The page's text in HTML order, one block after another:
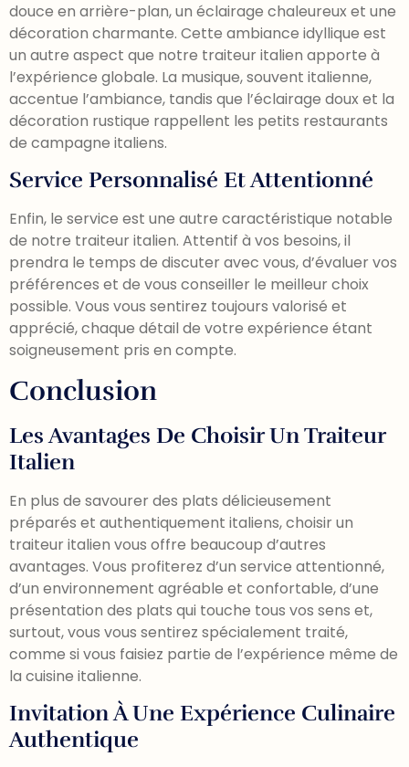
douce en arrière-plan, un éclairage chaleureux et une
décoration charmante. Cette ambiance idyllique est
un autre aspect que notre traiteur italien apporte à
l’expérience globale. La musique, souvent italienne,
accentue l’ambiance, tandis que l’éclairage doux et la
décoration rustique rappellent les petits restaurants
de campagne italiens.
Service Personnalisé Et Attentionné
Enfin, le service est une autre caractéristique notable
de notre traiteur italien. Attentif à vos besoins, il
prendra le temps de discuter avec vous, d’évaluer vos
préférences et de vous conseiller le meilleur choix
possible. Vous vous sentirez toujours valorisé et
apprécié, chaque détail de votre expérience étant
soigneusement pris en compte.
Conclusion
Les Avantages De Choisir Un Traiteur
Italien
En plus de savourer des plats délicieusement
préparés et authentiquement italiens, choisir un
traiteur italien vous offre beaucoup d’autres
avantages. Vous profiterez d’un service attentionné,
d’un environnement agréable et confortable, d’une
présentation des plats qui touche tous vos sens et,
surtout, vous vous sentirez spécialement traité,
comme si vous faisiez partie de l’expérience même de
la cuisine italienne.
Invitation À Une Expérience Culinaire
Authentique